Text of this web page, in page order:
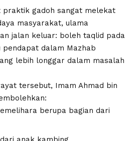
praktik gadoh sangat melekat
masyarakat, ulama
jalan keluar: boleh taqlid pada
pendapat dalam Mazhab
lebih longgar dalam masalah
tersebut, Imam Ahmad bin
berupa bagian dari